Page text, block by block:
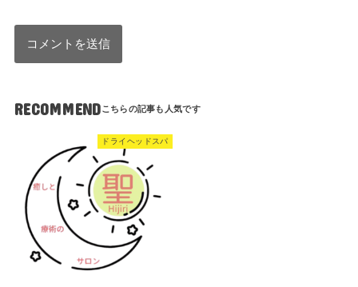
RECOMMEND
ドライヘッドスパ